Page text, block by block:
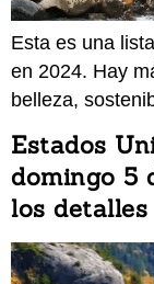
Esta es una
en 2024. Hay
belleza,
Estados
domingo 5
los detalles